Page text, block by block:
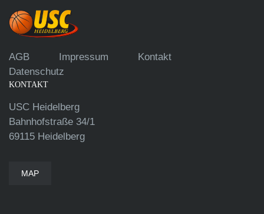
AGB Impressum
Kontakt
Datenschutz
KONTAKT
USC Heidelberg
Bahnhofstraße 34/1
69115 Heidelberg
MAP